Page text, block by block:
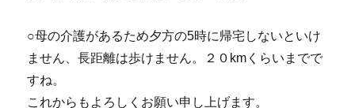
○母の介護があるため夕方の5時に帰宅しないといけ
ません、長距離は歩けません。２０kmくらいまでで
すね。
これからもよろしくお願い申し上げます。